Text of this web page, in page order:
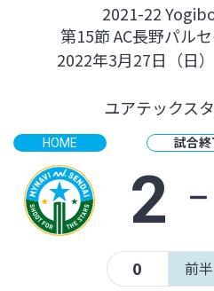
2021-22
第15節 AC長野パル
2022年3月27日（日
ユアテックス
HOME 試合終
2‐
0 前半